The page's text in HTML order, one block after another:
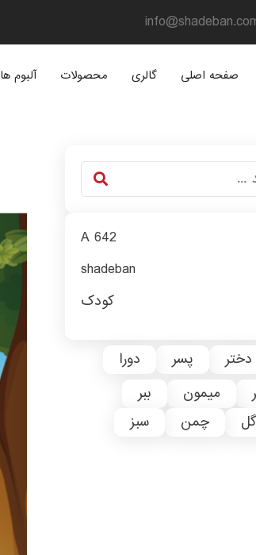
صفحه اصلی گالری محصولات آلبوم ها
A 642
shadeban
کودک
دختر پسر
دورا
میمون
ببر
گل چمن سبز